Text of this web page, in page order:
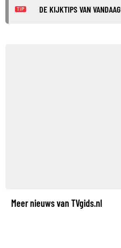
TIP DE KIJKTIPS VAN VANDAAG
Meer nieuws van TVgids.nl